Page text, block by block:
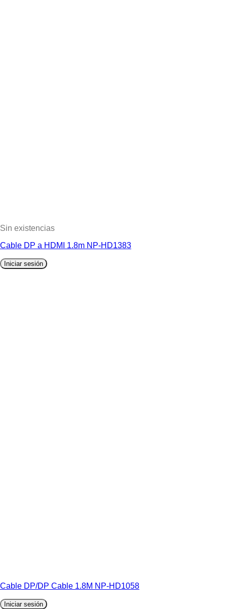
Sin existencias
Cable DP a HDMI 1.8m NP-HD1383
Iniciar sesión
Cable DP/DP Cable 1.8M NP-HD1058
Iniciar sesión